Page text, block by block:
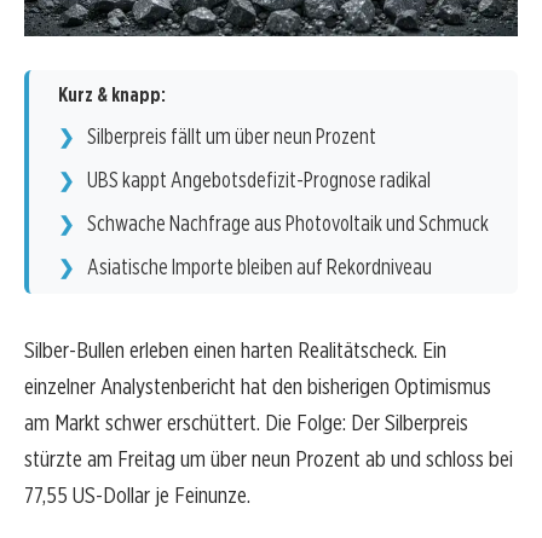
Kurz & knapp:
Silberpreis fällt um über neun Prozent
UBS kappt Angebotsdefizit-Prognose radikal
Schwache Nachfrage aus Photovoltaik und Schmuck
Asiatische Importe bleiben auf Rekordniveau
Silber-Bullen erleben einen harten Realitätscheck. Ein
einzelner Analystenbericht hat den bisherigen Optimismus
am Markt schwer erschüttert. Die Folge: Der Silberpreis
stürzte am Freitag um über neun Prozent ab und schloss bei
77,55 US-Dollar je Feinunze.